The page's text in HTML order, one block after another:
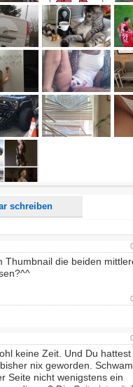
schreiben
aus Deinem Kommentar entfernt.
"www." oder "http://" in URLs
Antworten erscheinen.
weitere Kommentare erscheinen.
Thumbnail die beiden
keine Zeit. Und Du
nix geworden.
Seite nicht wenigstens ein